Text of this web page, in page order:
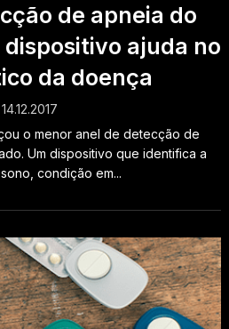
de apneia do
ajuda no
da doença
14.12.2017
o menor anel de detecção de
Um dispositivo que identifica a
condição em...